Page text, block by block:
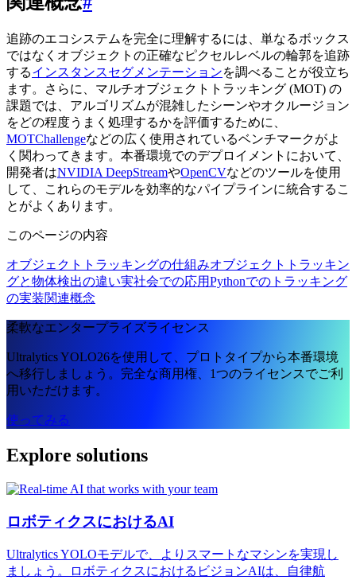
追跡のエコシステムを完全に理解するには、単なるボックス
ではなくオブジェクトの正確なピクセルレベルの輪郭を追跡
するインスタンスセグメンテーションを調べることが役立ち
ます。さらに、マルチオブジェクトトラッキング (MOT) の
課題では、アルゴリズムが混雑したシーンやオクルージョン
をどの程度うまく処理するかを評価するために、
MOTChallengeなどの広く使用されているベンチマークがよ
く関わってきます。本番環境でのデプロイメントにおいて、
開発者はNVIDIA DeepStreamやOpenCVなどのツールを使用
して、これらのモデルを効率的なパイプラインに統合するこ
とがよくあります。
このページの内容
オブジェクトトラッキングの仕組みオブジェクトトラッキン
グと物体検出の違い実社会での応用Pythonでのトラッキング
の実装関連概念
柔軟なエンタープライズライセンス
Ultralytics YOLO26を使用して、プロトタイプから本番環境
へ移行しましょう。完全な商用権、1つのライセンスでご利
用いただけます。
使ってみる
Explore solutions
ロボティクスにおけるAI
Ultralytics YOLOモデルで、よりスマートなマシンを実現し
ましょう。ロボティクスにおけるビジョンAIは、自律航